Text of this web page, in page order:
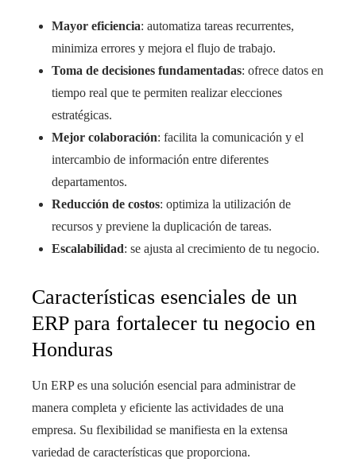
Mayor eficiencia: automatiza tareas recurrentes,
minimiza errores y mejora el flujo de trabajo.
Toma de decisiones fundamentadas: ofrece datos en
tiempo real que te permiten realizar elecciones
estratégicas.
Mejor colaboración: facilita la comunicación y el
intercambio de información entre diferentes
departamentos.
Reducción de costos: optimiza la utilización de
recursos y previene la duplicación de tareas.
Escalabilidad: se ajusta al crecimiento de tu negocio.
Características esenciales de un
ERP para fortalecer tu negocio en
Honduras
Un ERP es una solución esencial para administrar de
manera completa y eficiente las actividades de una
empresa. Su flexibilidad se manifiesta en la extensa
variedad de características que proporciona.